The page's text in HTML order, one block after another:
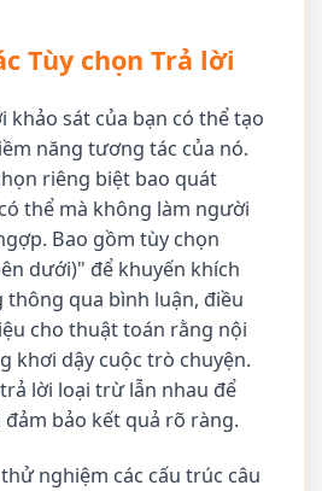
Tùy chọn Trả lời
khảo sát của bạn có thể tạo
năng tương tác của nó.
riêng biệt bao quát
thể mà không làm người
Bao gồm tùy chọn
dưới)" để khuyến khích
qua bình luận, điều
cho thuật toán rằng nội
khơi dậy cuộc trò chuyện.
lời loại trừ lẫn nhau để
bảo kết quả rõ ràng.
nghiệm các cấu trúc câu